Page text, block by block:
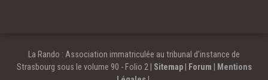
La Rando : Association immatriculée au tribunal d’instance de
Strasbourg sous le volume 90 - Folio 2 | Sitemap| Forum
Mentions